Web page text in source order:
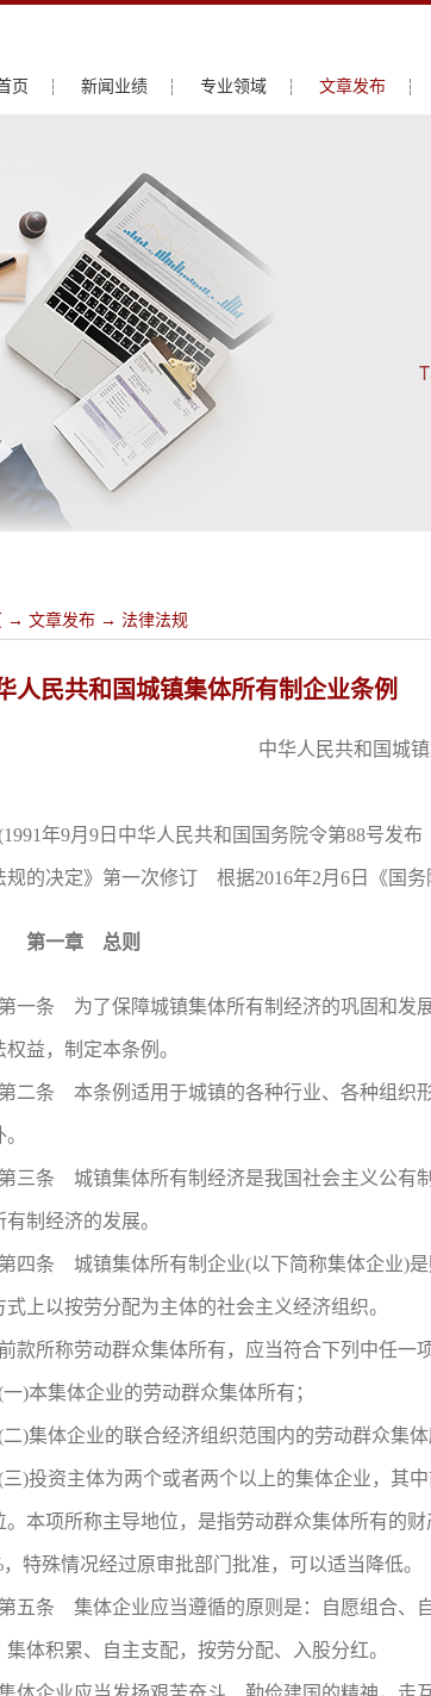
页 新闻业绩 专业领域 文章发布
→ 文章发布 → 法律法规
人民共和国城镇集体所有制企业条例
中华人民共和国城
年9月9日中华人民共和国国务院令第88号发
规的决定》第一次修订 根据2016年2月6日《国
第一章 总则
一条 为了保障城镇集体所有制经济的巩固和发
权益，制定本条例。
二条 本条例适用于城镇的各种行业、各种组织
三条 城镇集体所有制经济是我国社会主义公有
有制经济的发展。
四条 城镇集体所有制企业(以下简称集体企业)
式上以按劳分配为主体的社会主义经济组织。
款所称劳动群众集体所有，应当符合下列中任一
一)本集体企业的劳动群众集体所有；
二)集体企业的联合经济组织范围内的劳动群众集体
三)投资主体为两个或者两个以上的集体企业，其
。本项所称主导地位，是指劳动群众集体所有的
，特殊情况经过原审批部门批准，可以适当降低。
五条 集体企业应当遵循的原则是：自愿组合、
集体积累、自主支配，按劳分配、入股分红。